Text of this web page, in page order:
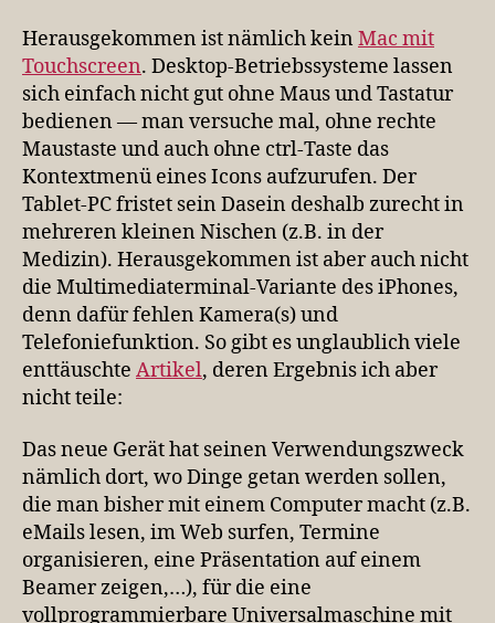
Herausgekommen ist nämlich kein Mac mit
Touchscreen. Desktop-Betriebssysteme lassen
sich einfach nicht gut ohne Maus und Tastatur
bedienen — man versuche mal, ohne rechte
Maustaste und auch ohne ctrl-Taste das
Kontextmenü eines Icons aufzurufen. Der
Tablet-PC fristet sein Dasein deshalb zurecht in
mehreren kleinen Nischen (z.B. in der
Medizin). Herausgekommen ist aber auch nicht
die Multimediaterminal-Variante des iPhones,
denn dafür fehlen Kamera(s) und
Telefoniefunktion. So gibt es unglaublich viele
enttäuschte Artikel, deren Ergebnis ich aber
nicht teile:
Das neue Gerät hat seinen Verwendungszweck
nämlich dort, wo Dinge getan werden sollen,
die man bisher mit einem Computer macht (z.B.
eMails lesen, im Web surfen, Termine
organisieren, eine Präsentation auf einem
Beamer zeigen,…), für die eine
vollprogrammierbare Universalmaschine mit